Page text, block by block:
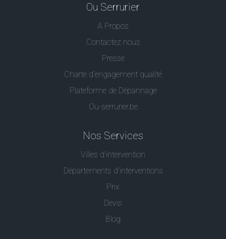
Ou Serrurier
A Propos
Contactez nous
Presse
Charte d’engagement qualité
Plateforme de Dépannage
Ou-serrurier.be
Nos Services
Villes d'intervention
Départements d'interventions
Prix
Devis
Blog